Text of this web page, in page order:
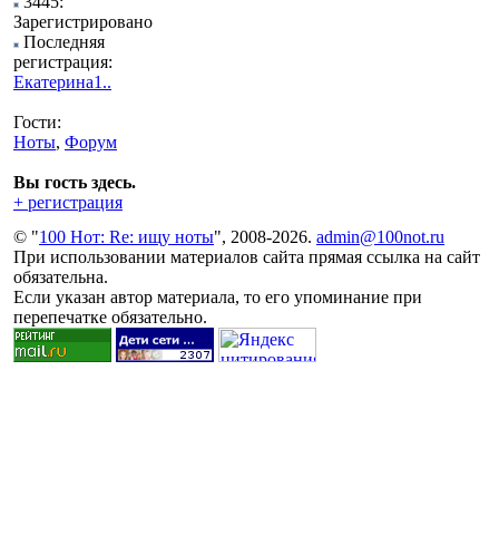
Зарегистрировано
Последняя
регистрация:
Екатерина1..
Гости:
Ноты, Форум
Вы гость здесь.
+ регистрация
© "100 Нот: Re: ищу ноты", 2008-2026. admin@100not.ru
При использовании материалов сайта прямая ссылка на сайт
обязательна.
Если указан автор материала, то его упоминание при
перепечатке обязательно.